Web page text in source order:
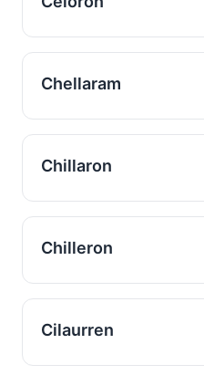
Chellaram
Chillaron
Chilleron
Cilaurren